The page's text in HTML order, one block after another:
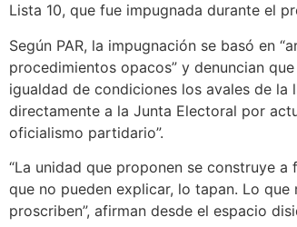
Lista 10, que fue impugnada durante el
Según PAR, la impugnación se basó en
procedimientos opacos” y denuncian
igualdad de condiciones los avales de la
directamente a la Junta Electoral por
oficialismo partidario”.
“La unidad que proponen se construye
que no pueden explicar, lo tapan. Lo que
proscriben”, afirman desde el espacio